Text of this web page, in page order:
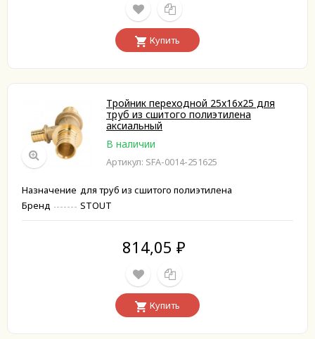
Купить
Тройник переходной 25x16x25 для
труб из сшитого полиэтилена
аксиальный
В наличии
Артикул: SFA-0014-251625
Назначение для труб из сшитого полиэтилена
Бренд
STOUT
814,05 ₽
Купить